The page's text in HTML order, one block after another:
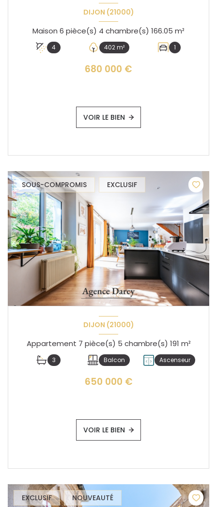
DIJON (21000)
Maison 6 pièce(s) 4 chambre(s) 166.05 m²
4 402 m² 1
680 000 €
VOIR LE BIEN
SOUS-COMPROMIS EXCLUSIF
DIJON (21000)
Appartement 7 pièce(s) 5 chambre(s) 191 m²
3 Balcon Ascenseur
650 000 €
VOIR LE BIEN
EXCLUSIF NOUVEAUTÉ